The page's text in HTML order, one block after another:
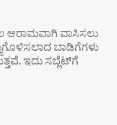
ಆರಾಮವಾಗಿ ವಾಸಿಸಲು
ಬಾಡಿಗೆಗಳು
ಇದು ಸಬ್ಲೆಟ್‌ಗೆ